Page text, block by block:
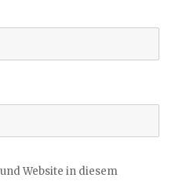
Website in diesem